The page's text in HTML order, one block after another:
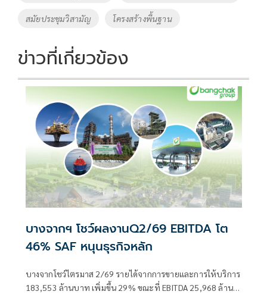
สมัยประชุมวิสามัญ โครงสร้างพื้นฐาน
ข่าวที่เกี่ยวข้อง
บางจากฯ โชว์ผลงานQ2/69 EBITDA โต
46% SAF หนุนธุรกิจหลัก
บางจากโชว์ไตรมาส 2/69 รายได้จากการขายและการให้บริการ
183,553 ล้านบาท เพิ่มขึ้น 29% ขณะที่ EBITDA 25,968 ล้าน